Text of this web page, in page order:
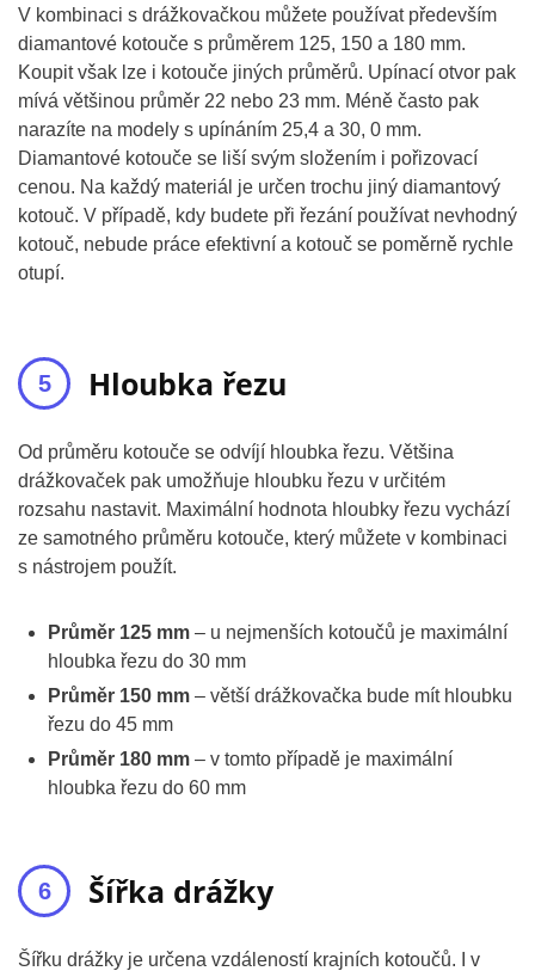
V kombinaci s drážkovačkou můžete používat především
diamantové kotouče s průměrem 125, 150 a 180 mm.
Koupit však lze i kotouče jiných průměrů. Upínací otvor pak
mívá většinou průměr 22 nebo 23 mm. Méně často pak
narazíte na modely s upínáním 25,4 a 30, 0 mm.
Diamantové kotouče se liší svým složením i pořizovací
cenou. Na každý materiál je určen trochu jiný diamantový
kotouč. V případě, kdy budete při řezání používat nevhodný
kotouč, nebude práce efektivní a kotouč se poměrně rychle
otupí.
Hloubka řezu
Od průměru kotouče se odvíjí hloubka řezu. Většina
drážkovaček pak umožňuje hloubku řezu v určitém
rozsahu nastavit. Maximální hodnota hloubky řezu vychází
ze samotného průměru kotouče, který můžete v kombinaci
s nástrojem použít.
Průměr 125 mm – u nejmenších kotoučů je maximální
hloubka řezu do 30 mm
Průměr 150 mm – větší drážkovačka bude mít hloubku
řezu do 45 mm
Průměr 180 mm – v tomto případě je maximální
hloubka řezu do 60 mm
Šířka drážky
Šířku drážky je určena vzdáleností krajních kotoučů. I v